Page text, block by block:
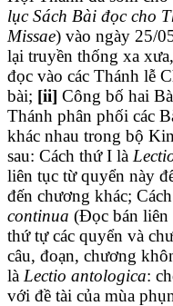
lục Sách Bài đọc cho
Missae) vào ngày 25/
lại truyền thống xa
đọc vào các Thánh lễ
bài; [ii] Công bố hai
Thánh phân phối các
khác nhau trong bộ
sau: Cách thứ I là
liên tục từ quyển này
đến chương khác;
continua (Đọc bán liên
thứ tự các quyển và
câu, đoạn, chương
là Lectio antologica:
với đề tài của mùa